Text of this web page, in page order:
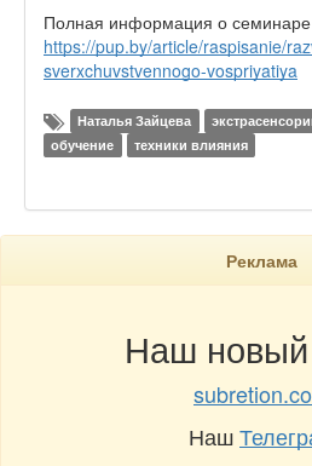
Полная информация о семинаре
https://pup.by/article/raspisanie/
sverxchuvstvennogo-vospriyatiya
Наталья Зайцева
обучение
техники влияния
Реклама
Наш новый
Наш